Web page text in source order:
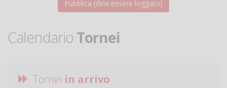
Calendario Tornei
Tornei in arrivo